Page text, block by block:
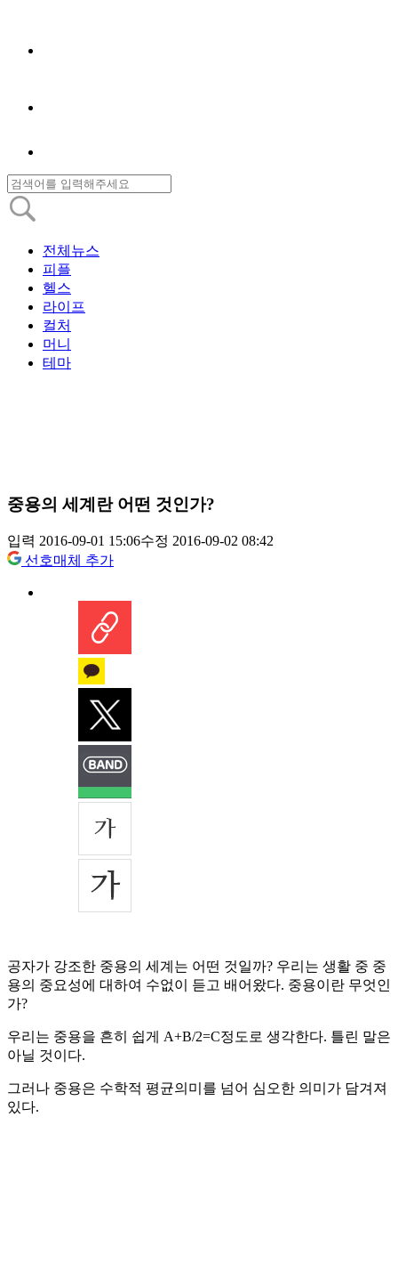
전체뉴스
피플
헬스
라이프
컬처
머니
테마
중용의 세계란 어떤 것인가?
입력 2016-09-01 15:06수정 2016-09-02 08:42
선호매체 추가
공자가 강조한 중용의 세계는 어떤 것일까? 우리는 생활 중 중
용의 중요성에 대하여 수없이 듣고 배어왔다. 중용이란 무엇인
가?
우리는 중용을 흔히 쉽게 A+B/2=C정도로 생각한다. 틀린 말은
아닐 것이다.
그러나 중용은 수학적 평균의미를 넘어 심오한 의미가 담겨져
있다.